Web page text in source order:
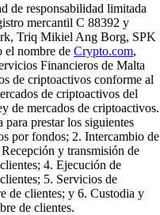
de responsabilidad limitada
mercantil C 88392 y
Triq Mikiel Ang Borg, SPK
el nombre de Crypto.com,
Financieros de Malta
de criptoactivos conforme al
de criptoactivos del
de mercados de criptoactivos.
prestar los siguientes
por fondos; 2. Intercambio de
y transmisión de
4. Ejecución de
5. Servicios de
de clientes; y 6. Custodia y
de clientes.